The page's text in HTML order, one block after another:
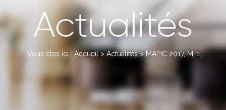
Actualités
Vous êtes ici : Accueil >Actualités>MAPIC 2017, M-1